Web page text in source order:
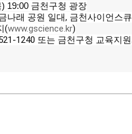
19:00 금천구청 광장
나래 공원 일대, 금천사이언스
(www.gscience.kr)
1240 또는 금천구청 교육지